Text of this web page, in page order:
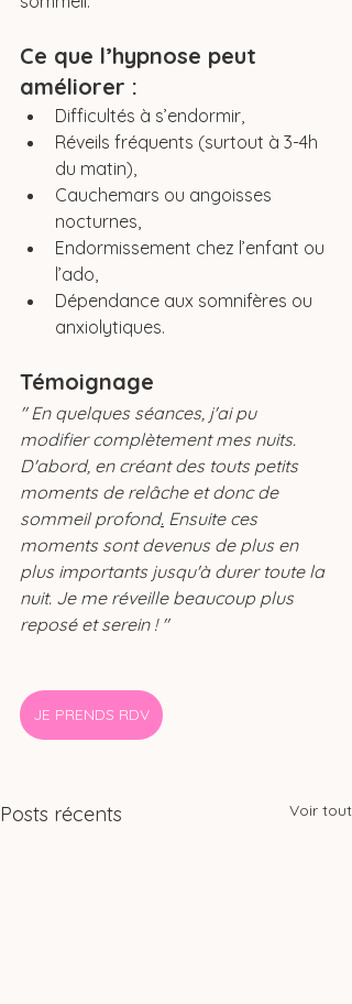
Ce que l’hypnose peut
améliorer :
Difficultés à s’endormir,
Réveils fréquents (surtout à 3-4h
du matin),
Cauchemars ou angoisses
nocturnes,
Endormissement chez l’enfant ou
l’ado,
Dépendance aux somnifères ou
anxiolytiques.
Témoignage
" En quelques séances, j'ai pu
modifier complètement mes nuits.
D'abord, en créant des touts petits
moments de relâche et donc de
sommeil profond. Ensuite ces
moments sont devenus de plus en
plus importants jusqu'à durer toute la
nuit. Je me réveille beaucoup plus
reposé et serein ! "
JE PRENDS RDV
Posts récents Voir tout